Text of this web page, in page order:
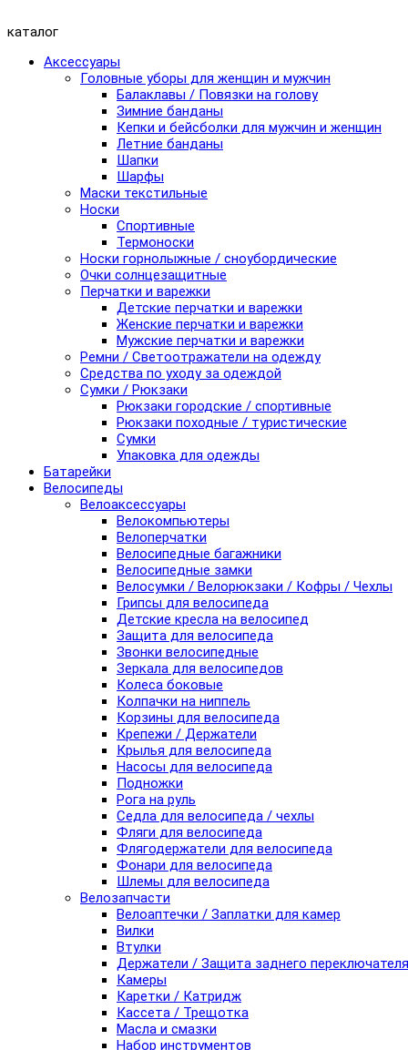
каталог
Аксессуары
Головные уборы для женщин и мужчин
Балаклавы / Повязки на голову
Зимние банданы
Кепки и бейсболки для мужчин и женщин
Летние банданы
Шапки
Шарфы
Маски текстильные
Носки
Спортивные
Термоноски
Носки горнолыжные / сноубордические
Очки солнцезащитные
Перчатки и варежки
Детские перчатки и варежки
Женские перчатки и варежки
Мужские перчатки и варежки
Ремни / Светоотражатели на одежду
Средства по уходу за одеждой
Сумки / Рюкзаки
Рюкзаки городские / спортивные
Рюкзаки походные / туристические
Сумки
Упаковка для одежды
Батарейки
Велосипеды
Велоаксессуары
Велокомпьютеры
Велоперчатки
Велосипедные багажники
Велосипедные замки
Велосумки / Велорюкзаки / Кофры / Чехлы
Грипсы для велосипеда
Детские кресла на велосипед
Защита для велосипеда
Звонки велосипедные
Зеркала для велосипедов
Колеса боковые
Колпачки на ниппель
Корзины для велосипеда
Крепежи / Держатели
Крылья для велосипеда
Насосы для велосипеда
Подножки
Рога на руль
Седла для велосипеда / чехлы
Фляги для велосипеда
Флягодержатели для велосипеда
Фонари для велосипеда
Шлемы для велосипеда
Велозапчасти
Велоаптечки / Заплатки для камер
Вилки
Втулки
Держатели / Защита заднего переключателя
Камеры
Каретки / Катридж
Кассета / Трещотка
Масла и смазки
Набор инструментов